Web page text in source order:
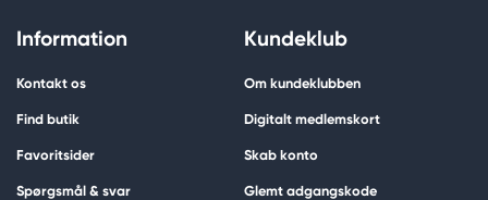
Information
Kontakt os
Find butik
Favoritsider
Spørgsmål & svar
Kundeklub
Om kundeklubben
Digitalt medlemskort
Skab konto
Glemt adgangskode